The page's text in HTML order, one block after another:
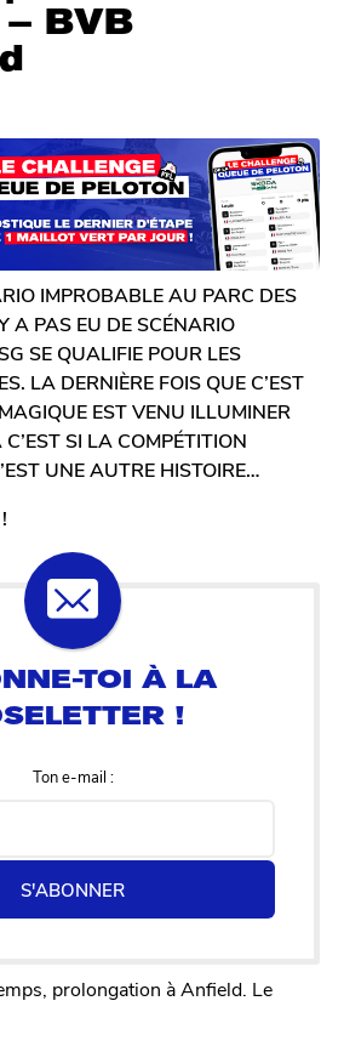
BVB
IMPROBABLE AU PARC DES
A PAS EU DE SCÉNARIO
SE QUALIFIE POUR LES
LA DERNIÈRE FOIS QUE C’EST
EST VENU ILLUMINER
SI LA COMPÉTITION
UNE AUTRE HISTOIRE…
Ton e-mail :
S'ABONNER
prolongation à Anfield. Le